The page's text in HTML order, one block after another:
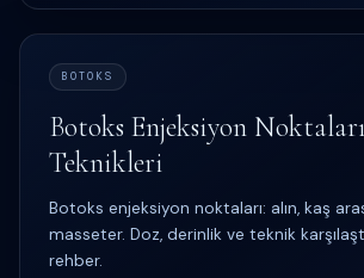
BOTOKS
Botoks Enjeksiyon
Teknikleri
Botoks enjeksiyon noktaları: alın, kaş
masseter. Doz, derinlik ve teknik
rehber.